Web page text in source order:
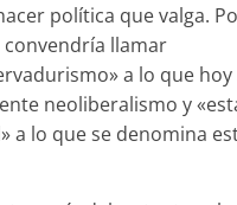
política que valga.
convendría llamar
a lo que hoy
neoliberalismo y
a lo que se denomina